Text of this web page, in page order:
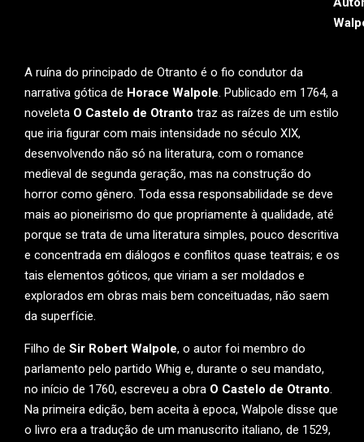
A ruína do principado de Otranto é o fio condutor da
narrativa gótica de Horace Walpole. Publicado em 1764, a
noveleta O Castelo de Otranto traz as raízes de um estilo
que iria figurar com mais intensidade no século XIX,
desenvolvendo não só na literatura, com o romance
medieval de segunda geração, mas na construção do
horror como gênero. Toda essa responsabilidade se deve
mais ao pioneirismo do que propriamente à qualidade, até
porque se trata de uma literatura simples, pouco descritiva
e concentrada em diálogos e conflitos quase teatrais; e os
tais elementos góticos, que viriam a ser moldados e
explorados em obras mais bem conceituadas, não saem
da superfície.
Filho de Sir Robert Walpole, o autor foi membro do
parlamento pelo partido Whig e, durante o seu mandato,
no início de 1760, escreveu a obra O Castelo de Otranto.
Na primeira edição, bem aceita à epoca, Walpole disse que
o livro era a tradução de um manuscrito italiano, de 1529,